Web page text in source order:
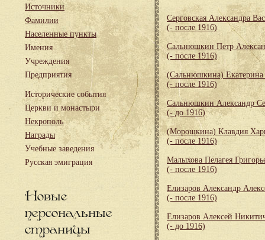
Источники
Фамилии
Населенные пункты
Имения
Учреждения
Предприятия
Исторические события
Церкви и монастыри
Некрополь
Награды
Учебные заведения
Русская эмиграция
Новые
персональные
страницы
Серговская Александра
(- после 1916)
Сальнюшкин Петр
(- после 1916)
(Сальнюшкина) Екатерина
(- после 1916)
Сальнюшкин Александр
(- до 1916)
(Морошкина) Клавдия
(- после 1916)
Малыхова Пелагея
(- после 1916)
Елизаров Александр
(- после 1916)
Елизаров Алексей
(- до 1916)